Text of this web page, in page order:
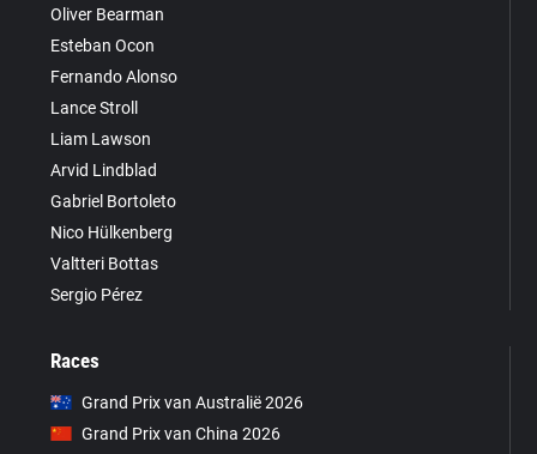
Oliver Bearman
Esteban Ocon
Fernando Alonso
Lance Stroll
Liam Lawson
Arvid Lindblad
Gabriel Bortoleto
Nico Hülkenberg
Valtteri Bottas
Sergio Pérez
Races
Grand Prix van Australië 2026
Grand Prix van China 2026